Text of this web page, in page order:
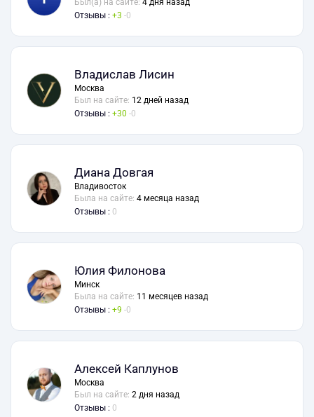
Был(а) на сайте: 4 дня назад
Отзывы :
3 0
Владислав Лисин
Москва
Был на сайте: 12 дней назад
Отзывы :
30 0
Диана Довгая
Владивосток
Была на сайте: 4 месяца назад
Отзывы : 0
Юлия Филонова
Минск
Была на сайте: 11 месяцев назад
Отзывы :
9 0
Алексей Каплунов
Москва
Был на сайте: 2 дня назад
Отзывы : 0